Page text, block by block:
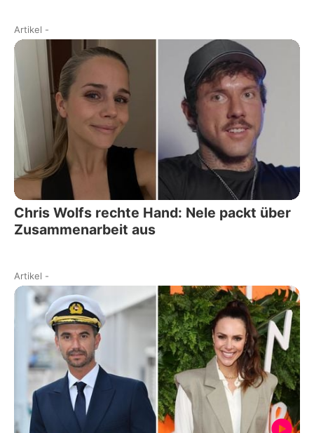
Artikel -
Chris Wolfs rechte Hand: Nele packt über
Zusammenarbeit aus
Artikel -